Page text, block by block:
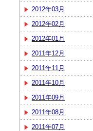
2012年03月
2012年02月
2012年01月
2011年12月
2011年11月
2011年10月
2011年09月
2011年08月
2011年07月